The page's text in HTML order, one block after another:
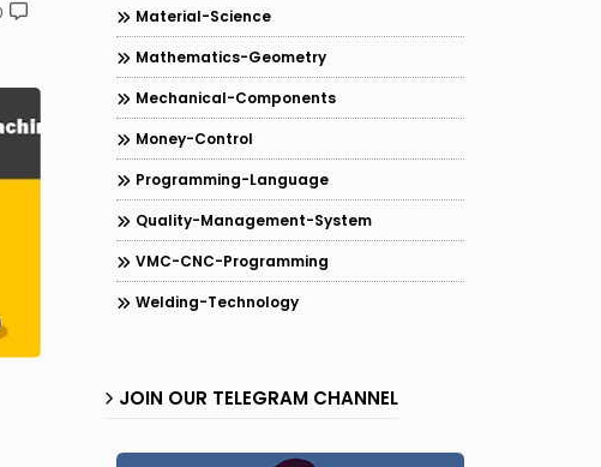
Material-Science
Mathematics-Geometry
Mechanical-Components
Money-Control
Programming-Language
Quality-Management-System
VMC-CNC-Programming
Welding-Technology
JOIN OUR TELEGRAM CHANNEL